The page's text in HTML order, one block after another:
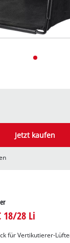
Jetzt kaufen
18/28 Li
für Vertikutierer-